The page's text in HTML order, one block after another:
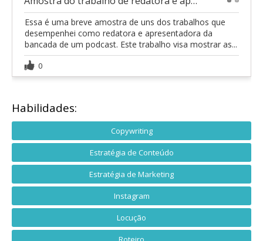
Essa é uma breve amostra de uns dos trabalhos que
desempenhei como redatora e apresentadora da
bancada de um podcast. Este trabalho visa mostrar as...
0
Habilidades:
Copywriting
Estratégia de Conteúdo
Estratégia de Marketing
Instagram
Locução